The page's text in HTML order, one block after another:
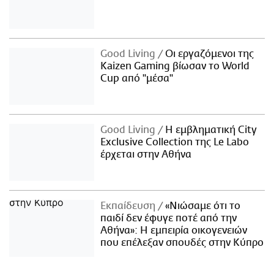
Good Living
Οι εργαζόμενοι της
Kaizen Gaming βίωσαν το World
Cup από "μέσα"
Good Living
Η εμβληματική City
Exclusive Collection της Le Labo
έρχεται στην Αθήνα
Εκπαίδευση
«Νιώσαμε ότι το
παιδί δεν έφυγε ποτέ από την
Αθήνα»: Η εμπειρία οικογενειών
που επέλεξαν σπουδές στην Κύπρο